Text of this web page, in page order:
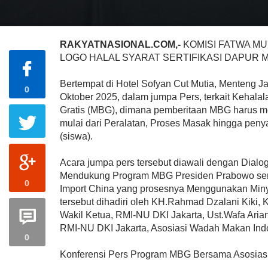
0
0
0
RAKYATNASIONAL.COM,- KOMISI FATWA
LOGO HALAL SYARAT SERTIFIKASI DAPUR
Bertempat di Hotel Sofyan Cut Mutia, Menteng
Oktober 2025, dalam jumpa Pers, terkait
Gratis (MBG), dimana pemberitaan MBG harus
mulai dari Peralatan, Proses Masak hingga
(siswa).
Acara jumpa pers tersebut diawali dengan
Mendukung Program MBG Presiden Prabowo
Import China yang prosesnya Menggunakan
tersebut dihadiri oleh KH.Rahmad Dzalani Kiki,
Wakil Ketua, RMI-NU DKI Jakarta, Ust.Wafa
RMI-NU DKI Jakarta, Asosiasi Wadah Makan
Konferensi Pers Program MBG Bersama